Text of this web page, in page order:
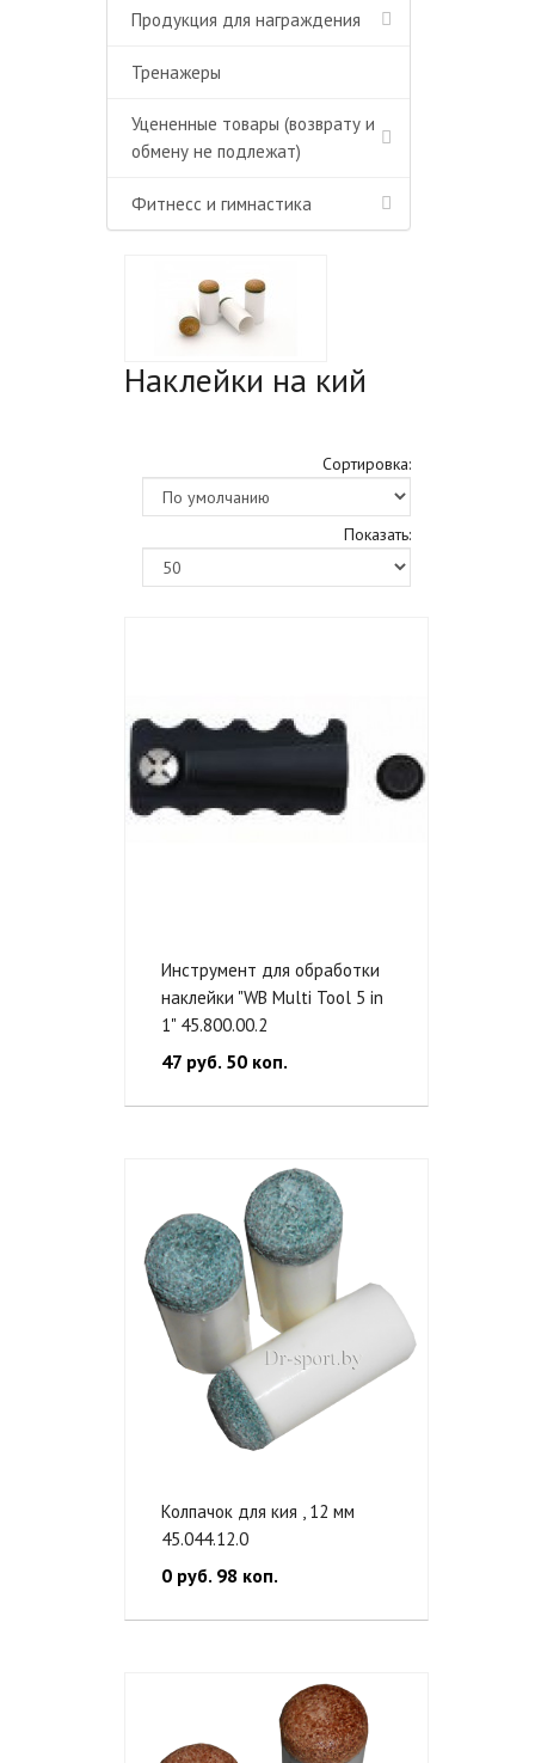
Продукция для награждения
Тренажеры
Уцененные товары (возврату и
обмену не подлежат)
Фитнесс и гимнастика
Наклейки на кий
Сортировка:
Показать:
Инструмент для обработки
наклейки "WB Multi Tool 5 in
1" 45.800.00.2
47 руб. 50 коп.
Колпачок для кия , 12 мм
45.044.12.0
0 руб. 98 коп.